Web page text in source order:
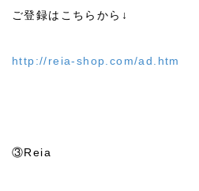
ご登録はこちらから↓
http://reia-shop.com/ad.htm
③Reia